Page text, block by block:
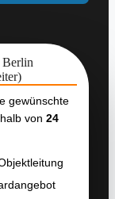
gewünschte
von 24